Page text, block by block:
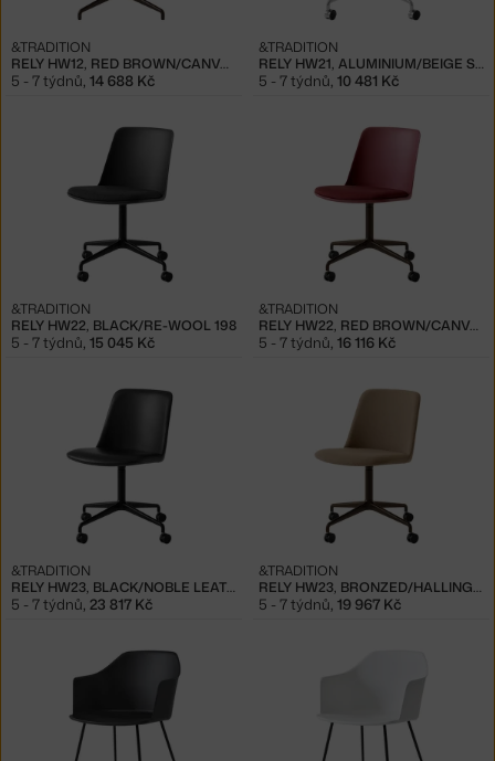
RELY HW12, RED BROWN/CANVAS 576
&TRADITION
5 - 7 týdnů, 14 688 Kč
RELY HW21, ALUMINIUM/BEIGE SAND
&TRADITION
5 - 7 týdnů, 10 481 Kč
RELY HW22, BLACK/RE-WOOL 198
&TRADITION
5 - 7 týdnů, 15 045 Kč
RELY HW22, RED BROWN/CANVAS 576
&TRADITION
5 - 7 týdnů, 16 116 Kč
RELY HW23, BLACK/NOBLE LEATHER
&TRADITION
5 - 7 týdnů, 23 817 Kč
RELY HW23, BRONZED/HALLINGDAL 224
&TRADITION
5 - 7 týdnů, 19 967 Kč